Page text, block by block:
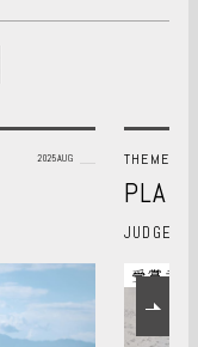
2025AUG THEME
JUDGE:
受賞者